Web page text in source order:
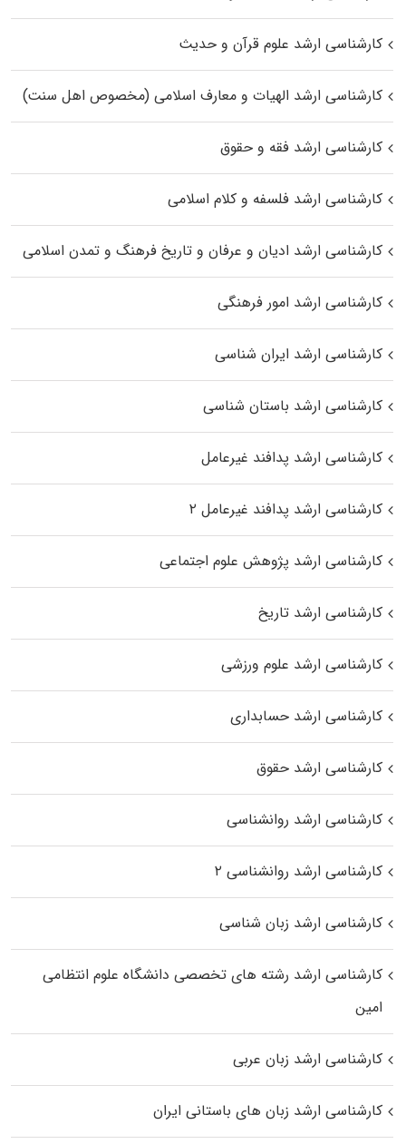
کارشناسی ارشد علوم قرآن و حدیث
کارشناسی ارشد الهیات و معارف اسلامی (مخصوص اهل سنت)
کارشناسی ارشد فقه و حقوق
کارشناسی ارشد فلسفه و کلام اسلامی
کارشناسی ارشد ادیان و عرفان و تاریخ فرهنگ و تمدن اسلامی
کارشناسی ارشد امور فرهنگی
کارشناسی ارشد ایران شناسی
کارشناسی ارشد باستان شناسی
کارشناسی ارشد پدافند غیرعامل
کارشناسی ارشد پدافند غیرعامل ۲
کارشناسی ارشد پژوهش علوم اجتماعی
کارشناسی ارشد تاریخ
کارشناسی ارشد علوم ورزشی
کارشناسی ارشد حسابداری
کارشناسی ارشد حقوق
کارشناسی ارشد روانشناسی
کارشناسی ارشد روانشناسی ۲
کارشناسی ارشد زبان شناسی
کارشناسی ارشد رﺷﺘﻪ ﻫﺎی تخصصی داﻧﺸﮕﺎه ﻋﻠﻮم انتظامی
اﻣﻴﻦ
کارشناسی ارشد زبان عربی
کارشناسی ارشد زبان‌ های باستانی ایران